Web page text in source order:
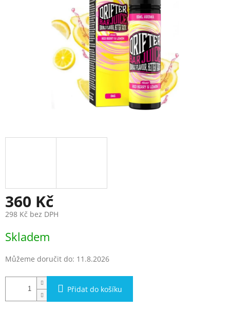
360 Kč
298 Kč bez DPH
cena:
Skladem
Můžeme doručit do: 11.8.2026
Přidat do košíku